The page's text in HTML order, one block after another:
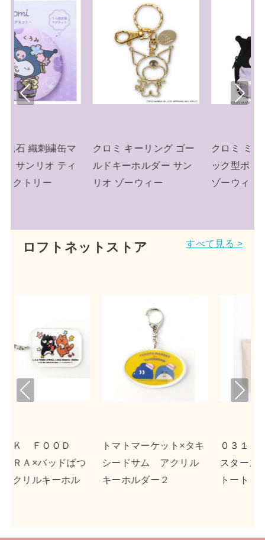
ゴー
サン
クロミ ミニポーチ リュ
ック型ポーチ サンリオ
ゾーウィー
クロミ キーリング ミニ
チュアニットチャーム
ニット帽 サンリオ
Pre
Nex
ロフトネットストア すべて見る >
ト×タキ
クリル
０３１３×リトルツイン
スターズ キャンバス
トート
ｎｓｎ×ポチャッ
クリルキーホルダ
Pre
Nex